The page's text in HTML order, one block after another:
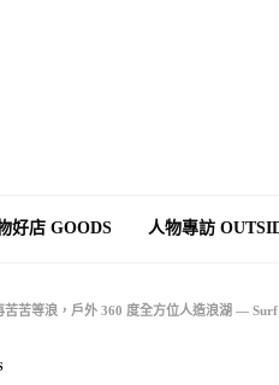
好店 GOODS 人物專訪
苦苦等浪，戶外 360 度全方位人造浪湖 — Surf